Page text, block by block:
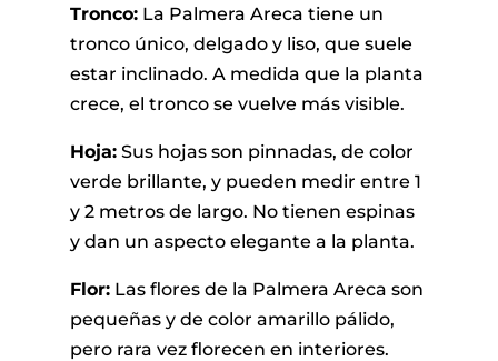
Tronco:La Palmera Areca tiene un
tronco único, delgado y liso, que suele
estar inclinado. A medida que la planta
crece, el tronco se vuelve más visible.
Hoja:Sus hojas son pinnadas, de color
verde brillante, y pueden medir entre 1
y 2 metros de largo. No tienen espinas
y dan un aspecto elegante a la planta.
Flor:Las flores de la Palmera Areca son
pequeñas y de color amarillo pálido,
pero rara vez florecen en interiores.